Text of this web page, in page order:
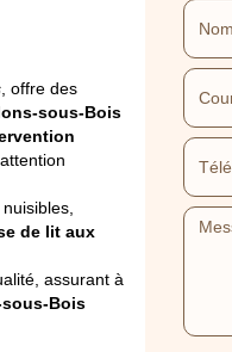
, offre des
sous-Bois
de lit aux
assurant à
Bois